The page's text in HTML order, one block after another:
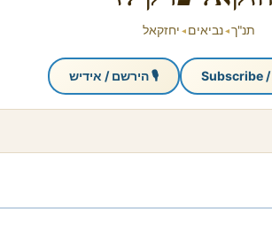
תנ"ך ◂ נביאים ◂ יחזקאל
🎙 הירשם / אידיש